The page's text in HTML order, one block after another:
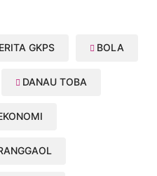
GKPS BOLA
DANAU TOBA